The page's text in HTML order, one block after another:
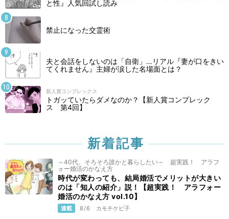
と性』人気回試し読み
禁止になった交霊術
夫と会話をしないのは「自衛」…リアル『妻が口をきい
てくれません』主婦が涙した名場面とは？
新人賞コンプレックス
トガッていたらダメなのか？【新人賞コンプレック
ス 第4回】
新着記事
～40代、そろそろ誰かと暮らしたい～ 超実践！ アラフ
ォー婚活のかなえ方
時代が変わっても、結局婚活でメリットが大きい
のは「知人の紹介」説！【超実践！ アラフォー
婚活のかなえ方 vol.10】
連載 8/6 カモチケビ子